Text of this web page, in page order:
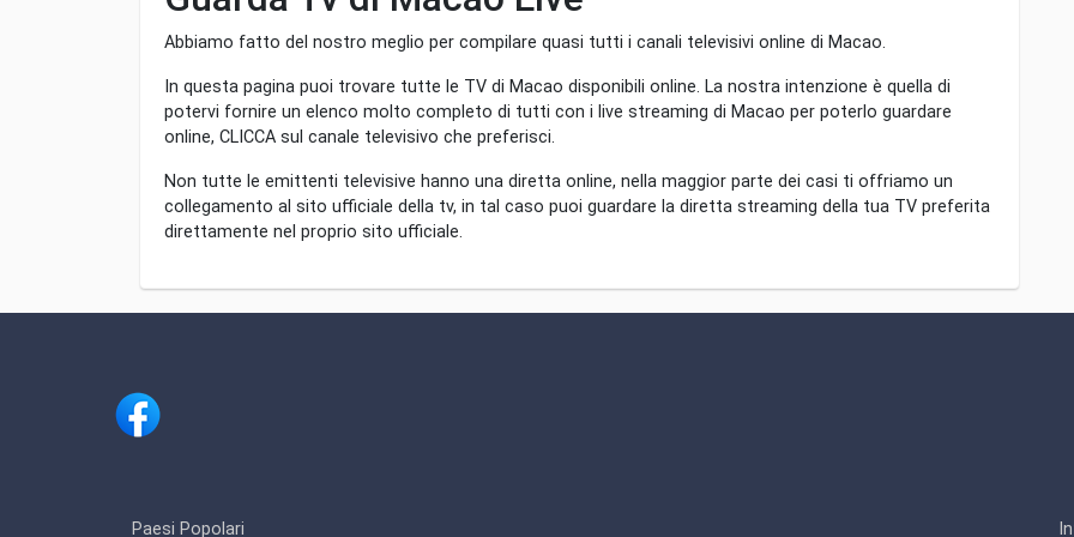
Abbiamo fatto del nostro meglio per compilare quasi tutti i canali televisivi online di Macao.
In questa pagina puoi trovare tutte le TV di Macao disponibili online. La nostra intenzione è quella di
potervi fornire un elenco molto completo di tutti con i live streaming di Macao per poterlo guardare
online, CLICCA sul canale televisivo che preferisci.
Non tutte le emittenti televisive hanno una diretta online, nella maggior parte dei casi ti offriamo un
collegamento al sito ufficiale della tv, in tal caso puoi guardare la diretta streaming della tua TV preferita
direttamente nel proprio sito ufficiale.
Paesi Popolari